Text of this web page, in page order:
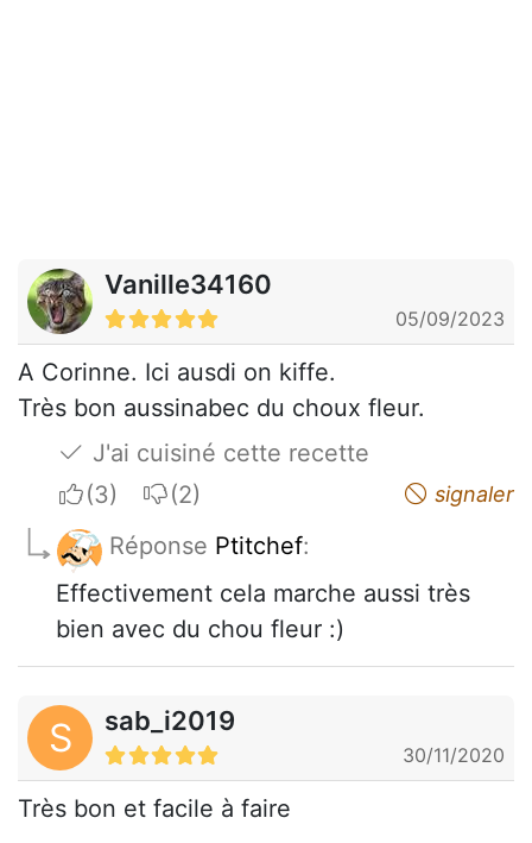
Vanille34160
05/09/2023
A Corinne. Ici ausdi on kiffe.
Très bon aussinabec du choux fleur.
J'ai cuisiné cette recette
I apreciateI do not appreciate signaler
Réponse Ptitchef:
Effectivement cela marche aussi très
bien avec du chou fleur :)
S sab_i2019
30/11/2020
Très bon et facile à faire